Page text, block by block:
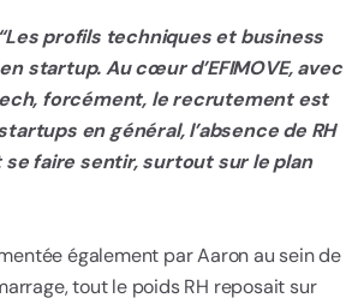
“Les profils techniques et business
startup. Au cœur d’EFIMOVE, avec
forcément, le recrutement est
en général, l’absence de RH
faire sentir, surtout sur le plan
également par Aaron au sein de
tout le poids RH reposait sur